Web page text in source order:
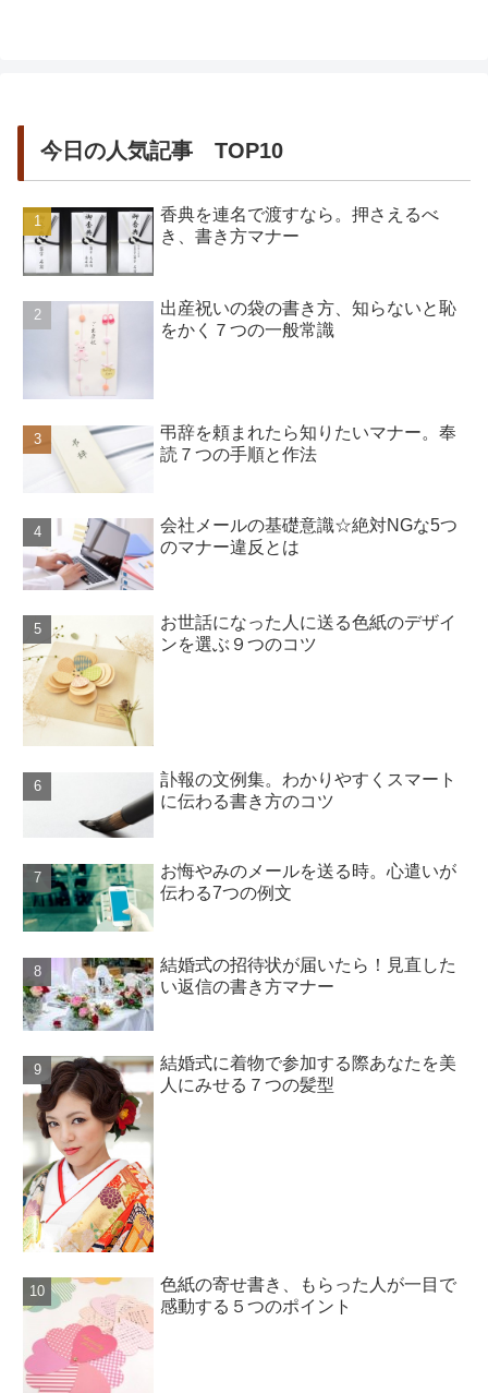
今日の人気記事 TOP10
香典を連名で渡すなら。押さえるべ
き、書き方マナー
出産祝いの袋の書き方、知らないと恥
をかく７つの一般常識
弔辞を頼まれたら知りたいマナー。奉
読７つの手順と作法
会社メールの基礎意識☆絶対NGな5つ
のマナー違反とは
お世話になった人に送る色紙のデザイ
ンを選ぶ９つのコツ
訃報の文例集。わかりやすくスマート
に伝わる書き方のコツ
お悔やみのメールを送る時。心遣いが
伝わる7つの例文
結婚式の招待状が届いたら！見直した
い返信の書き方マナー
結婚式に着物で参加する際あなたを美
人にみせる７つの髪型
色紙の寄せ書き、もらった人が一目で
感動する５つのポイント